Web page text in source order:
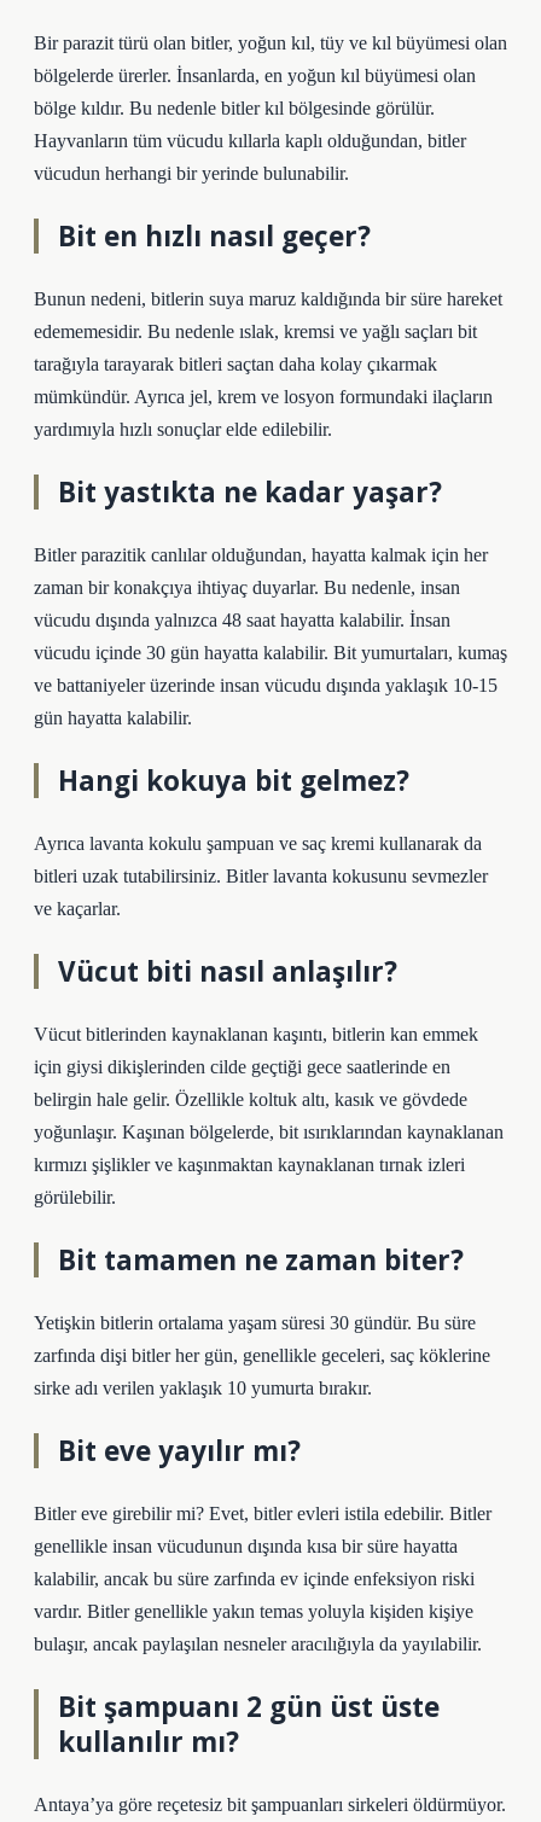
Bir parazit türü olan bitler, yoğun kıl, tüy ve kıl büyümesi olan
bölgelerde ürerler. İnsanlarda, en yoğun kıl büyümesi olan
bölge kıldır. Bu nedenle bitler kıl bölgesinde görülür.
Hayvanların tüm vücudu kıllarla kaplı olduğundan, bitler
vücudun herhangi bir yerinde bulunabilir.
Bit en hızlı nasıl geçer?
Bunun nedeni, bitlerin suya maruz kaldığında bir süre hareket
edememesidir. Bu nedenle ıslak, kremsi ve yağlı saçları bit
tarağıyla tarayarak bitleri saçtan daha kolay çıkarmak
mümkündür. Ayrıca jel, krem ​​ve losyon formundaki ilaçların
yardımıyla hızlı sonuçlar elde edilebilir.
Bit yastıkta ne kadar yaşar?
Bitler parazitik canlılar olduğundan, hayatta kalmak için her
zaman bir konakçıya ihtiyaç duyarlar. Bu nedenle, insan
vücudu dışında yalnızca 48 saat hayatta kalabilir. İnsan
vücudu içinde 30 gün hayatta kalabilir. Bit yumurtaları, kumaş
ve battaniyeler üzerinde insan vücudu dışında yaklaşık 10-15
gün hayatta kalabilir.
Hangi kokuya bit gelmez?
Ayrıca lavanta kokulu şampuan ve saç kremi kullanarak da
bitleri uzak tutabilirsiniz. Bitler lavanta kokusunu sevmezler
ve kaçarlar.
Vücut biti nasıl anlaşılır?
Vücut bitlerinden kaynaklanan kaşıntı, bitlerin kan emmek
için giysi dikişlerinden cilde geçtiği gece saatlerinde en
belirgin hale gelir. Özellikle koltuk altı, kasık ve gövdede
yoğunlaşır. Kaşınan bölgelerde, bit ısırıklarından kaynaklanan
kırmızı şişlikler ve kaşınmaktan kaynaklanan tırnak izleri
görülebilir.
Bit tamamen ne zaman biter?
Yetişkin bitlerin ortalama yaşam süresi 30 gündür. Bu süre
zarfında dişi bitler her gün, genellikle geceleri, saç köklerine
sirke adı verilen yaklaşık 10 yumurta bırakır.
Bit eve yayılır mı?
Bitler eve girebilir mi? Evet, bitler evleri istila edebilir. Bitler
genellikle insan vücudunun dışında kısa bir süre hayatta
kalabilir, ancak bu süre zarfında ev içinde enfeksiyon riski
vardır. Bitler genellikle yakın temas yoluyla kişiden kişiye
bulaşır, ancak paylaşılan nesneler aracılığıyla da yayılabilir.
Bit şampuanı 2 gün üst üste
kullanılır mı?
Antaya’ya göre reçetesiz bit şampuanları sirkeleri öldürmüyor.